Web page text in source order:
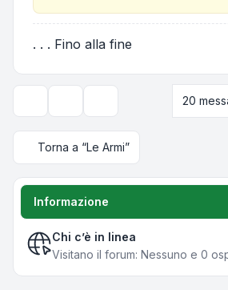
. . . Fino alla fine
Opzioni di 20
Torna a “Le Armi”
Informazione
Chi c’è in linea
Visitano il forum: Nessuno e 0